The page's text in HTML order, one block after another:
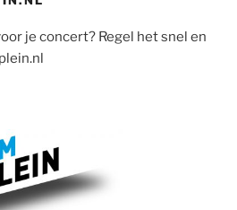
je concert? Regel het snel en